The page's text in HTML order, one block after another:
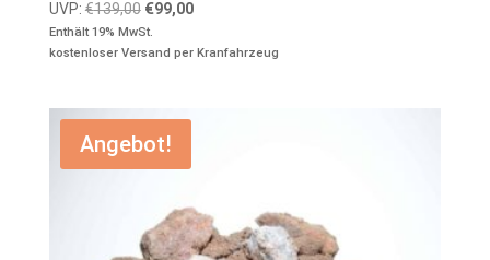
UVP: €139,00 Ursprünglicher
Preis
war:
€99,00Aktueller
ist:
Enthält 19% MwSt.
kostenloser Versand per Kranfahrzeug
Angebot!